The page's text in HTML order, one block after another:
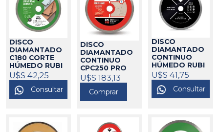
DISCO
DIAMANTADO
C180 CORTE
HÚMEDO RUBI
388204
U$S 42,25
Consultar
DISCO
DIAMANTADO
CONTINUO
CPC250 PRO
RUBI388214
U$S 183,13
Comprar
DISCO
DIAMANTADO
CONTINUO
HÚMEDO RUBI
388203
U$S 41,75
Consultar